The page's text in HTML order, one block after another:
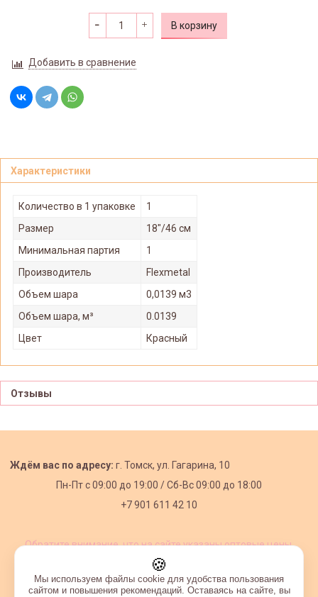
В корзину
Добавить в сравнение
Характеристики
Количество в 1 упаковке
1
Размер
18"/46 см
Минимальная партия
1
Производитель
Flexmetal
Объем шара
0,0139 м3
Объем шара, м³
0.0139
Цвет
Красный
Отзывы
Ждём вас по адресу: г. Томск, ул. Гагарина, 10
Пн-Пт с09:00 до 19:00 /Сб-Вс 09:00 до 18:00
+7 901 611 42 10
Обратите внимание, что на сайте указаны оптовые цены,
🍪
Мы используем файлы cookie для удобства пользования
сайтом и повышения рекомендаций. Оставаясь на сайте, вы